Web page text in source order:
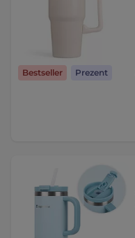
Bestseller Prezent